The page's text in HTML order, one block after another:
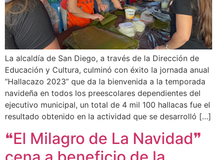
La alcaldía de San Diego, a través de la Dirección de
Educación y Cultura, culminó con éxito la jornada anual
“Hallacazo 2023” que da la bienvenida a la temporada
navideña en todos los preescolares dependientes del
ejecutivo municipal, un total de 4 mil 100 hallacas fue el
resultado obtenido en la actividad que se desarrolló […]
❝El Milagro de La Navidad❞